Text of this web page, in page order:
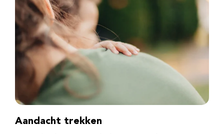
Aandacht trekken